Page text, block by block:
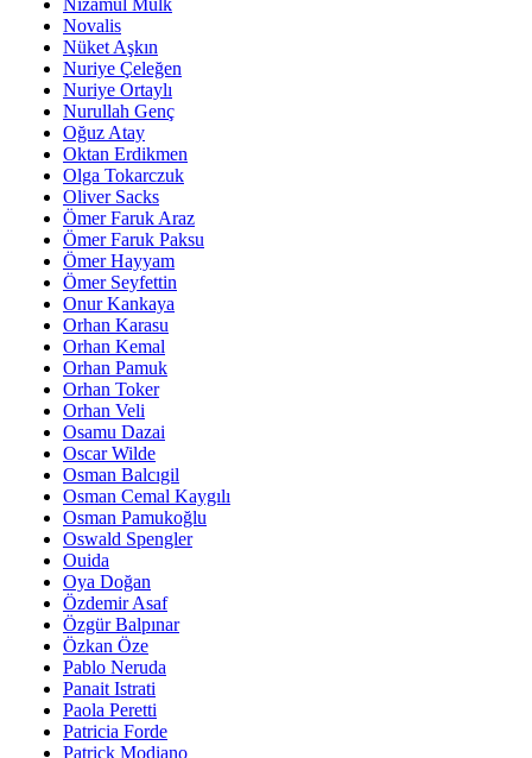
Nizamül Mülk
Novalis
Nüket Aşkın
Nuriye Çeleğen
Nuriye Ortaylı
Nurullah Genç
Oğuz Atay
Oktan Erdikmen
Olga Tokarczuk
Oliver Sacks
Ömer Faruk Araz
Ömer Faruk Paksu
Ömer Hayyam
Ömer Seyfettin
Onur Kankaya
Orhan Karasu
Orhan Kemal
Orhan Pamuk
Orhan Toker
Orhan Veli
Osamu Dazai
Oscar Wilde
Osman Balcıgil
Osman Cemal Kaygılı
Osman Pamukoğlu
Oswald Spengler
Ouida
Oya Doğan
Özdemir Asaf
Özgür Balpınar
Özkan Öze
Pablo Neruda
Panait Istrati
Paola Peretti
Patricia Forde
Patrick Modiano